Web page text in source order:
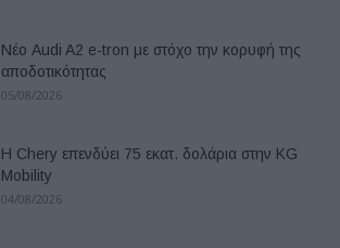
Νέο Audi A2 e-tron με στόχο την κορυφή της
αποδοτικότητας
05/08/2026
Η Chery επενδύει 75 εκατ. δολάρια στην KG
Mobility
04/08/2026